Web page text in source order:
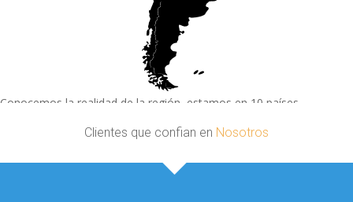
Conocemos la realidad de la región, estamos en 10 países.
Clientes que confian en Nosotros